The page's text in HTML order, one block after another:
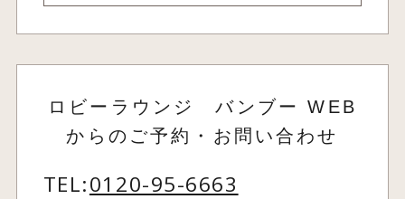
ロビーラウンジ バンブー WEB
からのご予約・お問い合わせ
TEL:0120-95-6663